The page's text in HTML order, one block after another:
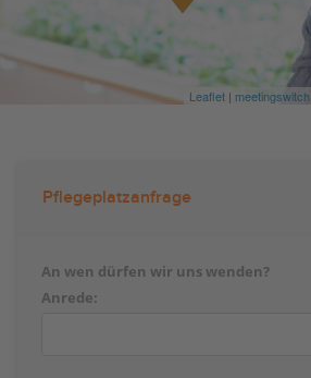
Leaflet | meetingswitch
Pflegeplatzanfrage
An wen dürfen wir uns wenden?
Anrede: